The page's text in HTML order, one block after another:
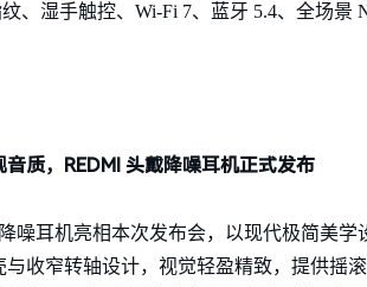
、湿手触控、Wi-Fi 7、蓝牙 5.4、全场景
质，REDMI 头戴降噪耳机正式发布
噪耳机亮相本次发布会，以现代极简美
与收窄转轴设计，视觉轻盈精致，提供摇